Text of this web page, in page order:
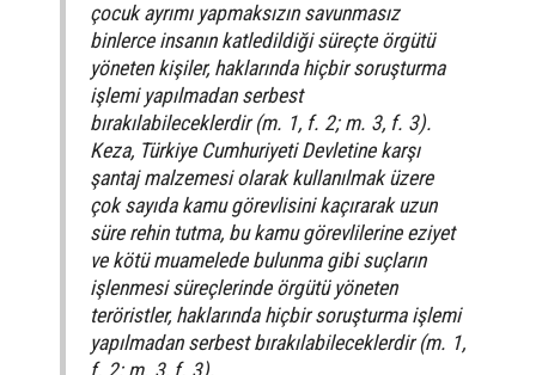
çocuk ayrımı yapmaksızın savunmasız
binlerce insanın katledildiği süreçte örgütü
yöneten kişiler, haklarında hiçbir soruşturma
işlemi yapılmadan serbest
bırakılabileceklerdir (m. 1, f. 2; m. 3, f. 3).
Keza, Türkiye Cumhuriyeti Devletine karşı
şantaj malzemesi olarak kullanılmak üzere
çok sayıda kamu görevlisini kaçırarak uzun
süre rehin tutma, bu kamu görevlilerine eziyet
ve kötü muamelede bulunma gibi suçların
işlenmesi süreçlerinde örgütü yöneten
teröristler, haklarında hiçbir soruşturma işlemi
yapılmadan serbest bırakılabileceklerdir (m. 1,